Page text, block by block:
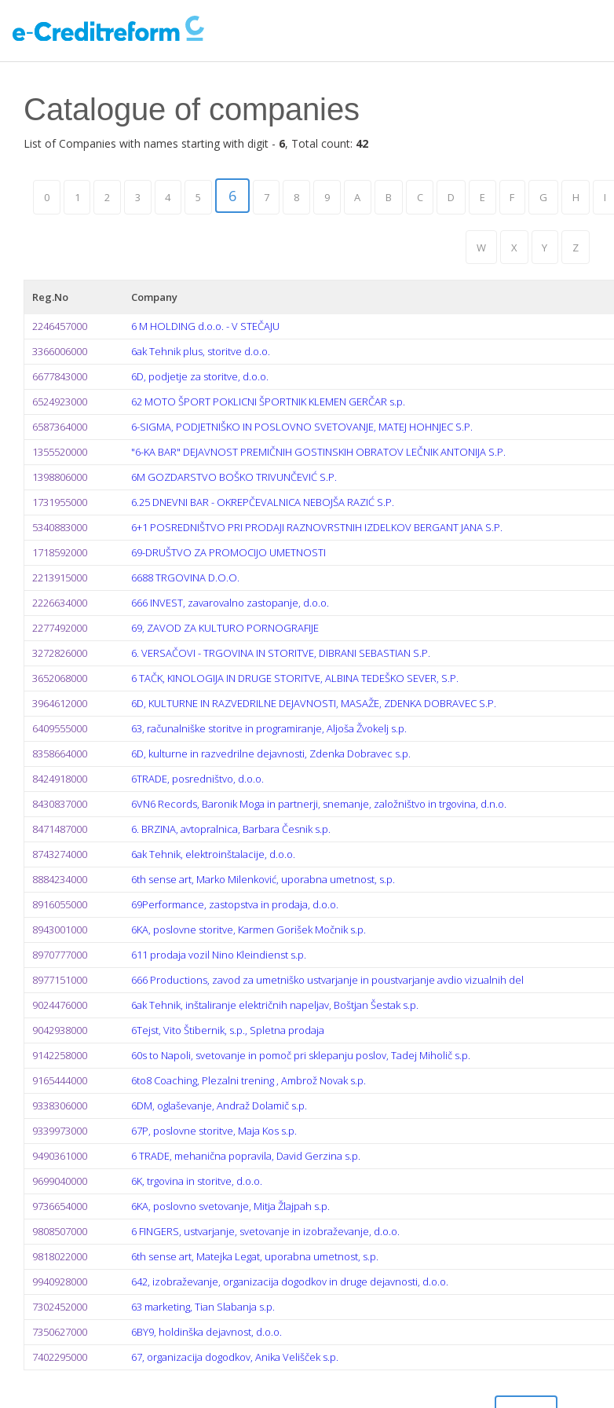
Catalogue of companies
List of Companies with names starting with digit - 6, Total count: 42
0 1 2 3 4 5 6 7 8 9 A B C D E F G H I
W X Y Z
Reg.No Company
2246457000
6 M HOLDING d.o.o. - V STEČAJU
3366006000
6ak Tehnik plus, storitve d.o.o.
6677843000
6D, podjetje za storitve, d.o.o.
6524923000
62 MOTO ŠPORT POKLICNI ŠPORTNIK KLEMEN GERČAR s.p.
6587364000
6-SIGMA, PODJETNIŠKO IN POSLOVNO SVETOVANJE, MATEJ HOHNJEC S.P.
1355520000
"6-KA BAR" DEJAVNOST PREMIČNIH GOSTINSKIH OBRATOV LEČNIK ANTONIJA S.P.
1398806000
6M GOZDARSTVO BOŠKO TRIVUNČEVIĆ S.P.
1731955000
6.25 DNEVNI BAR - OKREPČEVALNICA NEBOJŠA RAZIĆ S.P.
5340883000
6+1 POSREDNIŠTVO PRI PRODAJI RAZNOVRSTNIH IZDELKOV BERGANT JANA S.P.
1718592000
69-DRUŠTVO ZA PROMOCIJO UMETNOSTI
2213915000
6688 TRGOVINA D.O.O.
2226634000
666 INVEST, zavarovalno zastopanje, d.o.o.
2277492000
69, ZAVOD ZA KULTURO PORNOGRAFIJE
3272826000
6. VERSAČOVI - TRGOVINA IN STORITVE, DIBRANI SEBASTIAN S.P.
3652068000
6 TAČK, KINOLOGIJA IN DRUGE STORITVE, ALBINA TEDEŠKO SEVER, S.P.
3964612000
6D, KULTURNE IN RAZVEDRILNE DEJAVNOSTI, MASAŽE, ZDENKA DOBRAVEC S.P.
6409555000
63, računalniške storitve in programiranje, Aljoša Žvokelj s.p.
8358664000
6D, kulturne in razvedrilne dejavnosti, Zdenka Dobravec s.p.
8424918000
6TRADE, posredništvo, d.o.o.
8430837000
6VN6 Records, Baronik Moga in partnerji, snemanje, založništvo in trgovina, d.n.o.
8471487000
6. BRZINA, avtopralnica, Barbara Česnik s.p.
8743274000
6ak Tehnik, elektroinštalacije, d.o.o.
8884234000
6th sense art, Marko Milenković, uporabna umetnost, s.p.
8916055000
69Performance, zastopstva in prodaja, d.o.o.
8943001000
6KA, poslovne storitve, Karmen Gorišek Močnik s.p.
8970777000
611 prodaja vozil Nino Kleindienst s.p.
8977151000
666 Productions, zavod za umetniško ustvarjanje in poustvarjanje avdio vizualnih del
9024476000
6ak Tehnik, inštaliranje električnih napeljav, Boštjan Šestak s.p.
9042938000
6Tejst, Vito Štibernik, s.p., Spletna prodaja
9142258000
60s to Napoli, svetovanje in pomoč pri sklepanju poslov, Tadej Miholič s.p.
9165444000
6to8 Coaching, Plezalni trening , Ambrož Novak s.p.
9338306000
6DM, oglaševanje, Andraž Dolamič s.p.
9339973000
67P, poslovne storitve, Maja Kos s.p.
9490361000
6 TRADE, mehanična popravila, David Gerzina s.p.
9699040000
6K, trgovina in storitve, d.o.o.
9736654000
6KA, poslovno svetovanje, Mitja Žlajpah s.p.
9808507000
6 FINGERS, ustvarjanje, svetovanje in izobraževanje, d.o.o.
9818022000
6th sense art, Matejka Legat, uporabna umetnost, s.p.
9940928000
642, izobraževanje, organizacija dogodkov in druge dejavnosti, d.o.o.
7302452000
63 marketing, Tian Slabanja s.p.
7350627000
6BY9, holdinška dejavnost, d.o.o.
7402295000
67, organizacija dogodkov, Anika Velišček s.p.